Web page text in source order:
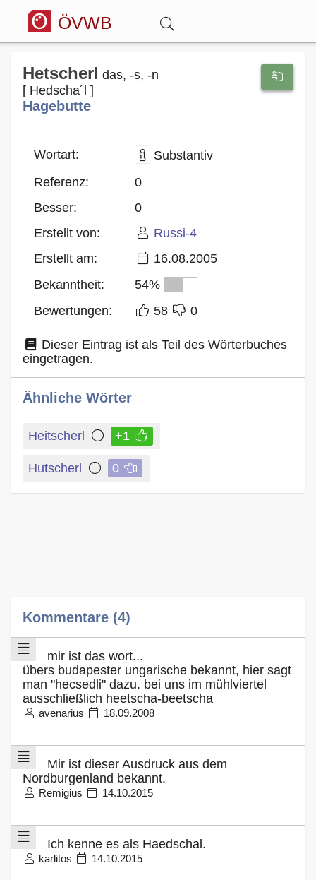
ÖVWB
Anmelden
Wörterbuch
Hitparade
Blog
Hetscherl das, -s, -n
[ Hedscha´l ]
Hagebutte
Wortart:
Substantiv
Referenz:
0
Besser:
0
Erstellt von:
Russi-4
Erstellt am:
16.08.2005
Bekanntheit:
54%
Bewertungen:
58 0
Dieser Eintrag ist als Teil des Wörterbuches
eingetragen.
Ähnliche Wörter
Heitscherl +1
Hutscherl 0
Kommentare (4)
mir ist das wort...
übers budapester ungarische bekannt, hier sagt
man "hecsedli" dazu. bei uns im mühlviertel
ausschließlich heetscha-beetscha
avenarius 18.09.2008
Mir ist dieser Ausdruck aus dem
Nordburgenland bekannt.
Remigius 14.10.2015
Ich kenne es als Haedschal.
karlitos 14.10.2015